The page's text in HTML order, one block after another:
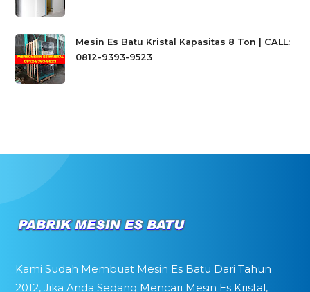
Mesin Es Batu Kristal Kapasitas 8 Ton | CALL:
0812-9393-9523
Kami Sudah Membuat Mesin Es Batu Dari Tahun
2012, Jika Anda Sedang Mencari Mesin Es Kristal,